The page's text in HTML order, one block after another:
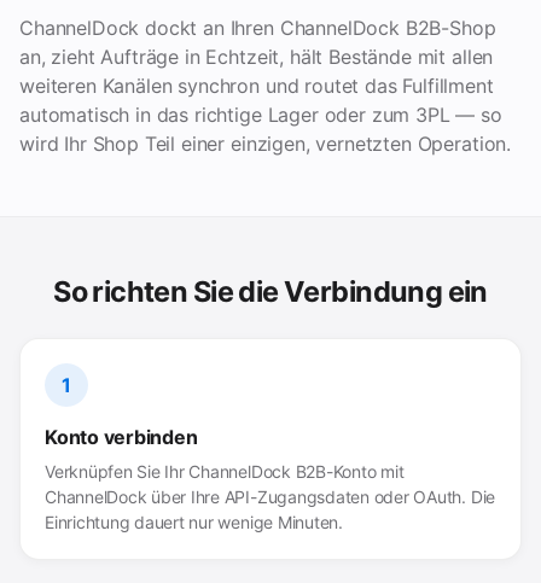
ChannelDock dockt an Ihren ChannelDock B2B-Shop
an, zieht Aufträge in Echtzeit, hält Bestände mit allen
weiteren Kanälen synchron und routet das Fulfillment
automatisch in das richtige Lager oder zum 3PL — so
wird Ihr Shop Teil einer einzigen, vernetzten Operation.
So richten Sie die Verbindung ein
1
Konto verbinden
Verknüpfen Sie Ihr ChannelDock B2B-Konto mit
ChannelDock über Ihre API-Zugangsdaten oder OAuth. Die
Einrichtung dauert nur wenige Minuten.